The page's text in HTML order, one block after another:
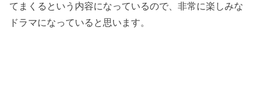
てまくるという内容になっているので、非常に楽しみな
ドラマになっていると思います。